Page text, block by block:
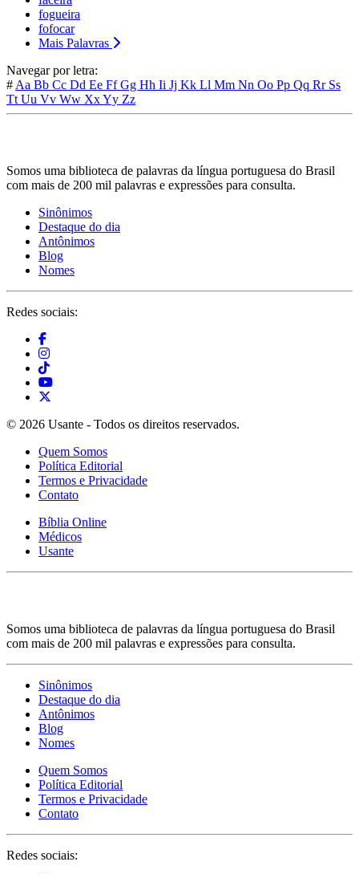
fogueira
fofocar
Mais Palavras
Navegar por letra:
# Aa Bb Cc Dd Ee FfGg Hh Ii Jj Kk Ll Mm Nn Oo Pp Qq Rr Ss
Tt Uu Vv Ww XxYy Zz
Somos uma biblioteca de palavras da língua portuguesa do Brasil
com mais de 200 mil palavras e expressões para consulta.
Sinônimos
Destaque do dia
Antônimos
Blog
Nomes
Redes sociais:
© 2026 Usante - Todos os direitos reservados.
Quem Somos
Política Editorial
Termos e Privacidade
Contato
Bíblia Online
Médicos
Usante
Somos uma biblioteca de palavras da língua portuguesa do Brasil
com mais de 200 mil palavras e expressões para consulta.
Sinônimos
Destaque do dia
Antônimos
Blog
Nomes
Quem Somos
Política Editorial
Termos e Privacidade
Contato
Redes sociais: